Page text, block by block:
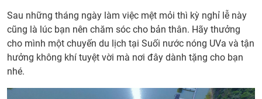
Sau những tháng ngày làm việc mệt mỏi thì kỳ nghỉ lễ này
cũng là lúc bạn nên chăm sóc cho bản thân. Hãy thưởng
cho mình một chuyến du lịch tại Suối nước nóng UVa và tận
hưởng không khí tuyệt vời mà nơi đây dành tặng cho bạn
nhé.